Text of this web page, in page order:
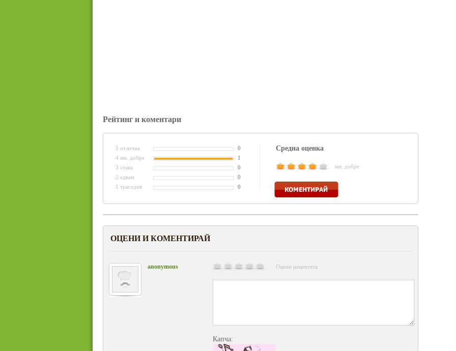
Рейтинг и коментари
5 отлична
0
4 мн. добре
1
3 става
0
2 едвам
0
1 трагедия
0
Средна оценка
мн. добре
ОЦЕНИ И КОМЕНТИРАЙ
anonymous Оцени рецептата
Капча: